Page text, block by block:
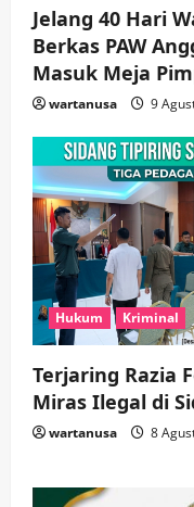
Jelang 40 Hari
Berkas PAW
Masuk Meja
wartanusa 9
Hukum Kriminal
Terjaring Razia
Miras Ilegal di
wartanusa 8